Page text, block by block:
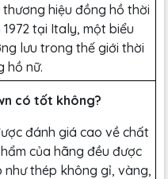
hiệu đồng hồ thời
tại Italy, một biểu
lưu trong thế giới thời
hồ nữ.
có tốt không?
đánh giá cao về chất
của hãng đều được
thép không gỉ, vàng,